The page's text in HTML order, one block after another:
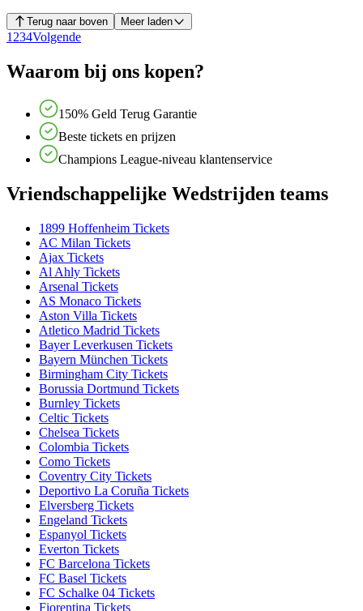
Terug naar boven Meer laden
1 234Volgende
Waarom bij ons kopen?
150% Geld Terug Garantie
Beste tickets en prijzen
Champions League-niveau klantenservice
Vriendschappelijke Wedstrijden teams
1899 Hoffenheim Tickets
AC Milan Tickets
Ajax Tickets
Al Ahly Tickets
Arsenal Tickets
AS Monaco Tickets
Aston Villa Tickets
Atletico Madrid Tickets
Bayer Leverkusen Tickets
Bayern München Tickets
Birmingham City Tickets
Borussia Dortmund Tickets
Burnley Tickets
Celtic Tickets
Chelsea Tickets
Colombia Tickets
Como Tickets
Coventry City Tickets
Deportivo La Coruña Tickets
Elversberg Tickets
Engeland Tickets
Espanyol Tickets
Everton Tickets
FC Barcelona Tickets
FC Basel Tickets
FC Schalke 04 Tickets
Fiorentina Tickets